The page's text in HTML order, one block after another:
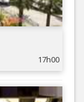
17h00